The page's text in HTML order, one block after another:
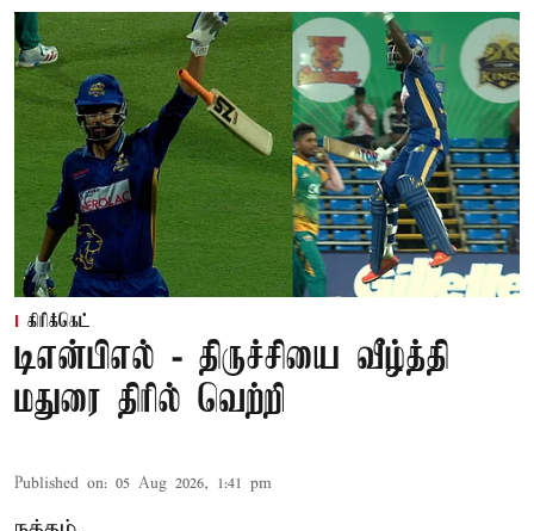
கிரிக்கெட்
டிஎன்பிஎல் - திருச்சியை வீழ்த்தி
மதுரை திரில் வெற்றி
Published on: 05 Aug 2026, 1:41 pm